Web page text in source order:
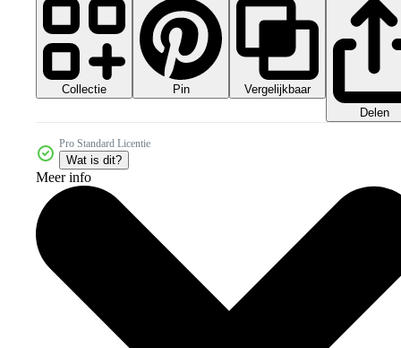
Collectie Pin
Vergelijkbaar
Delen
Pro Standard Licentie
Wat is dit?
Meer info